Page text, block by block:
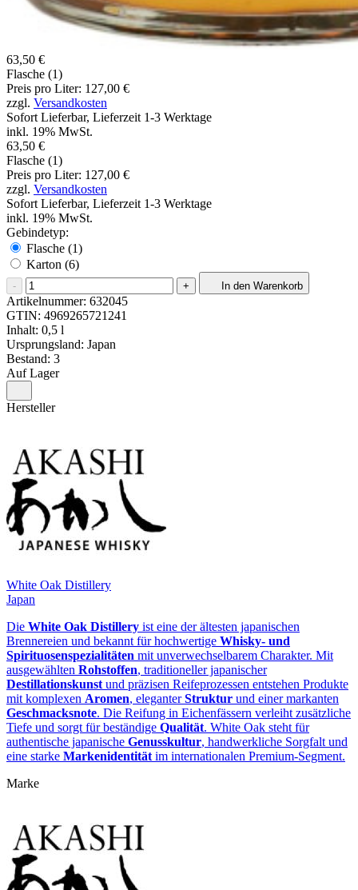
63,50 €
Flasche (1)
Preis pro Liter: 127,00 €
zzgl. Versandkosten
Sofort Lieferbar, Lieferzeit 1-3 Werktage
inkl. 19% MwSt.
63,50 €
Flasche (1)
Preis pro Liter: 127,00 €
zzgl. Versandkosten
Sofort Lieferbar, Lieferzeit 1-3 Werktage
inkl. 19% MwSt.
Gebindetyp:
Flasche (1)
Karton (6)
- + In den Warenkorb
Artikelnummer: 632045
GTIN: 4969265721241
Inhalt: 0,5 l
Ursprungsland: Japan
Bestand: 3
Auf Lager
Hersteller
White Oak Distillery
Japan
Die White Oak Distillery ist eine der ältesten japanischen
Brennereien und bekannt für hochwertige Whisky‑ und
Spirituosen­spezialitäten mit unverwechselbarem Charakter. Mit
ausgewählten Rohstoffen, traditioneller japanischer
Destillationskunst und präzisen Reifeprozessen entstehen Produkte
mit komplexen Aromen, eleganterStruktur und einer markanten
Geschmacksnote. Die Reifung in Eichenfässern verleiht zusätzliche
Tiefe und sorgt für beständige Qualität. White Oak steht für
authentische japanische Genusskultur, handwerkliche Sorgfalt und
eine starke Markenidentität im internationalen Premium‑Segment.
Marke